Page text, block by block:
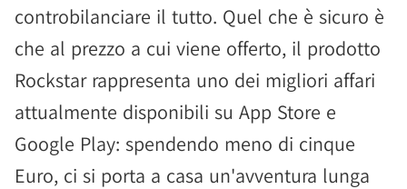
controbilanciare il tutto. Quel che è sicuro è
che al prezzo a cui viene offerto, il prodotto
Rockstar rappresenta uno dei migliori affari
attualmente disponibili su App Store e
Google Play: spendendo meno di cinque
Euro, ci si porta a casa un'avventura lunga